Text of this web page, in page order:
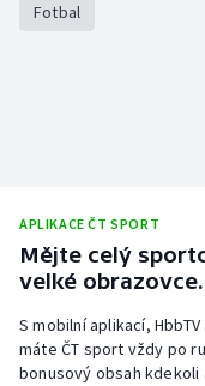
Rychlostní
Short track
Sportovní střelba
Fotbal
APLIKACE ČT SPORT
Mějte celý
velké obrazovce.
S mobilní aplikací,
máte ČT sport vždy po
bonusový obsah kdekoli